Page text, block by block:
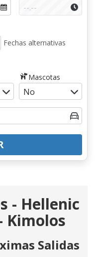
Fechas alternativas
Mascotas
- Hellenic
Kimolos
Salidas